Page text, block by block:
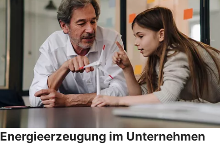
Energieerzeugung im Unternehmen